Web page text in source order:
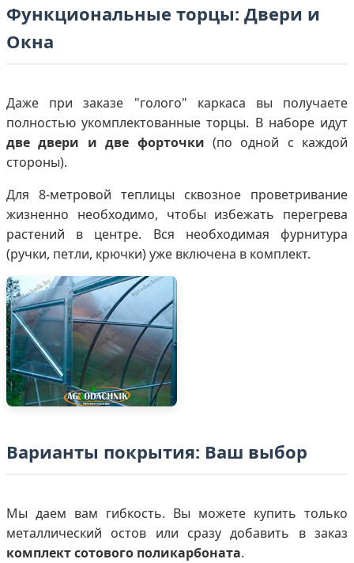
Функциональные торцы: Двери и
Окна
Даже при заказе "голого" каркаса вы получаете
полностью укомплектованные торцы. В наборе идут
две двери и две форточки (по одной с каждой
стороны).
Для 8-метровой теплицы сквозное проветривание
жизненно необходимо, чтобы избежать перегрева
растений в центре. Вся необходимая фурнитура
(ручки, петли, крючки) уже включена в комплект.
Варианты покрытия: Ваш выбор
Мы даем вам гибкость. Вы можете купить только
металлический остов или сразу добавить в заказ
комплект сотового поликарбоната.